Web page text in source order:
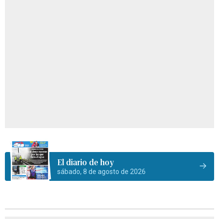
El diario de hoy
sábado, 8 de agosto de 2026